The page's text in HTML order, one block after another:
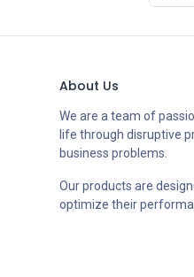
About Us
We are a team of
life through disruptive
business problems.
Our products are
optimize their